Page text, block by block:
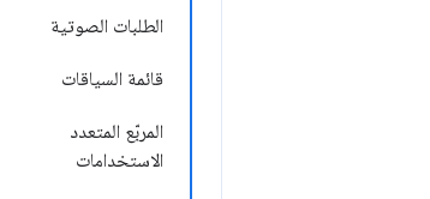
الطلبات الصوتية
قائمة السياقات
المربّع المتعدد
الاستخدامات